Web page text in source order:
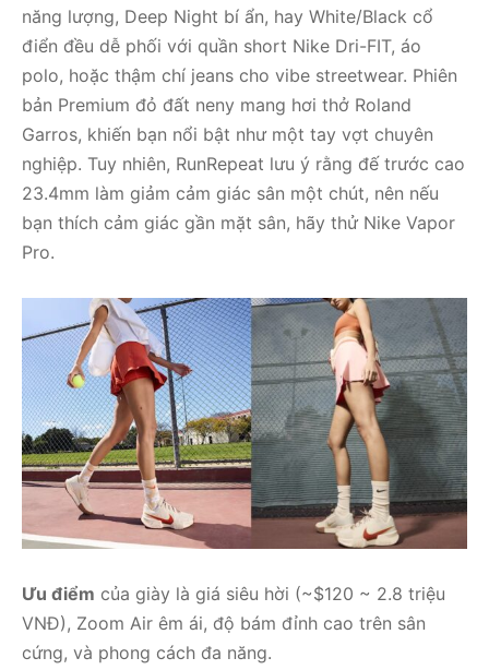
năng lượng, Deep Night bí ẩn, hay White/Black cổ
điển đều dễ phối với quần short Nike Dri-FIT, áo
polo, hoặc thậm chí jeans cho vibe streetwear. Phiên
bản Premium đỏ đất neny mang hơi thở Roland
Garros, khiến bạn nổi bật như một tay vợt chuyên
nghiệp. Tuy nhiên, RunRepeat lưu ý rằng đế trước cao
23.4mm làm giảm cảm giác sân một chút, nên nếu
bạn thích cảm giác gần mặt sân, hãy thử Nike Vapor
Pro.
Ưu điểm của giày là giá siêu hời (~$120 ~ 2.8 triệu
VNĐ), Zoom Air êm ái, độ bám đỉnh cao trên sân
cứng, và phong cách đa năng.